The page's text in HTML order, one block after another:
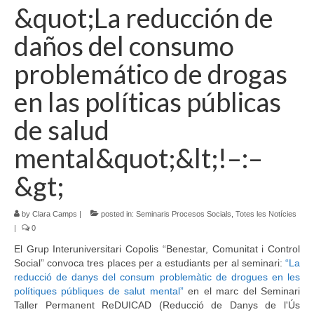
&quot;La reducción de
daños del consumo
problemático de drogas
en las políticas públicas
de salud
mental&quot;&lt;!–:–
&gt;
by Clara Camps | posted in: Seminaris Procesos Socials Totes les Notícies
|
0
El Grup Interuniversitari Copolis “Benestar, Comunitat i Control
Social” convoca tres places per a estudiants per al seminari: “La
reducció de danys del consum problemàtic de drogues en les
polítiques públiques de salut mental”en el marc del Seminari
Taller Permanent ReDUICAD (Reducció de Danys de l'Ús